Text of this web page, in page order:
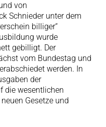
von
Schnieder unter dem
billiger“
wurde
gebilligt. Der
vom Bundestag und
werden. In
der
die wesentlichen
Gesetze und